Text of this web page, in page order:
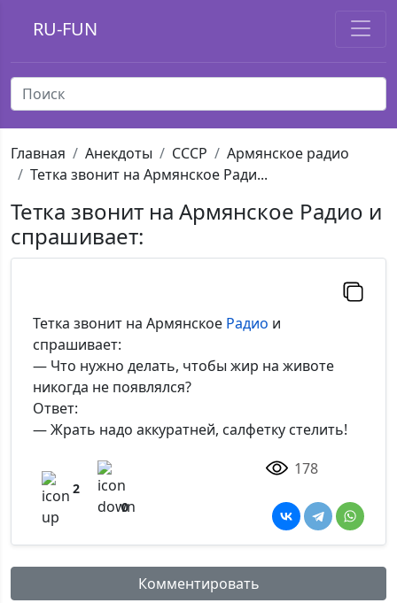
RU-FUN
Главная Анекдоты СССР
Армянское радио
Тетка звонит на Армянское Ради...
Тетка звонит на Армянское Радио и
спрашивает:
Тетка звонит на Армянское Радио и
спрашивает:
— Что нужно делать, чтобы жир на животе
никогда не появлялся?
Ответ:
— Жрать надо аккуратней, салфетку стелить!
2
0
178
Комментировать